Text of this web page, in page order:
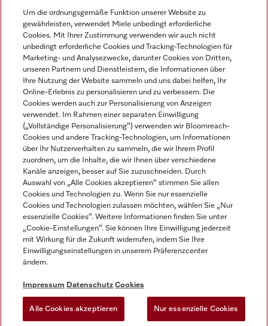
Sprache
DEUTSCH
Impressum
AGB
Datenschutz
Nutzungsbedingungen
Gesetzen über digitale Dienste
Cookie-Einstellungen
Miele auf Instagram
Miele auf Youtube
Um die ordnungsgemäße Funktion unserer Website zu
gewährleisten, verwendet Miele unbedingt erforderliche
Cookies. Mit Ihrer Zustimmung verwenden wir auch nicht
unbedingt erforderliche Cookies und Tracking-Technologien für
Marketing- und Analysezwecke, darunter Cookies von Dritten,
unseren Partnern und Dienstleistern, die Informationen über
Ihre Nutzung der Website sammeln und uns dabei helfen, Ihr
Online-Erlebnis zu personalisieren und zu verbessern. Die
Cookies werden auch zur Personalisierung von Anzeigen
verwendet. Im Rahmen einer separaten Einwilligung
(„Vollständige Personalisierung“) verwenden wir Bloomreach-
Cookies und andere Tracking-Technologien, um Informationen
über Ihr Nutzerverhalten zu sammeln, die wir Ihrem Profil
zuordnen, um die Inhalte, die wir Ihnen über verschiedene
Kanäle anzeigen, besser auf Sie zuzuschneiden. Durch
Auswahl von „Alle Cookies akzeptieren“ stimmen Sie allen
Cookies und Technologien zu. Wenn Sie nur essenzielle
Cookies und Technologien zulassen möchten, wählen Sie „Nur
essenzielle Cookies“. Weitere Informationen finden Sie unter
„Cookie-Einstellungen“. Sie können Ihre Einwilligung jederzeit
mit Wirkung für die Zukunft widerrufen, indem Sie Ihre
Einwilligungseinstellungen in unserem Präferenzcenter
ändern.
Impressum Datenschutz Cookies
Alle Cookies akzeptieren Nur essenzielle Cookies